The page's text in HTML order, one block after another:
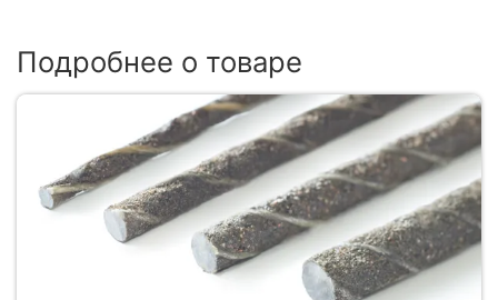
Подробнее о товаре